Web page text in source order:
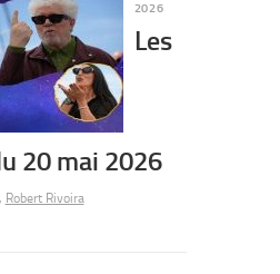
2026
Les
20 mai 2026
Robert Rivoira